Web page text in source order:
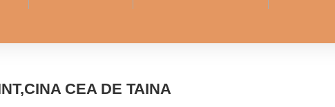
CEA DE TAINA